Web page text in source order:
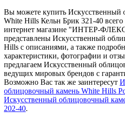
Вы можете купить Искусственный
White Hills Кельн Брик 321-40 всего
интернет магазине "ИНТЕР-
представлены Искусственный
Hills с описаниями, а также
характеристики, фотографии и
предлагаем Искусственный
ведущих мировых брендов с
Возможно Вас так же заинтересут
облицовочный камень White Hills
Искусственный облицовочный
202-40.